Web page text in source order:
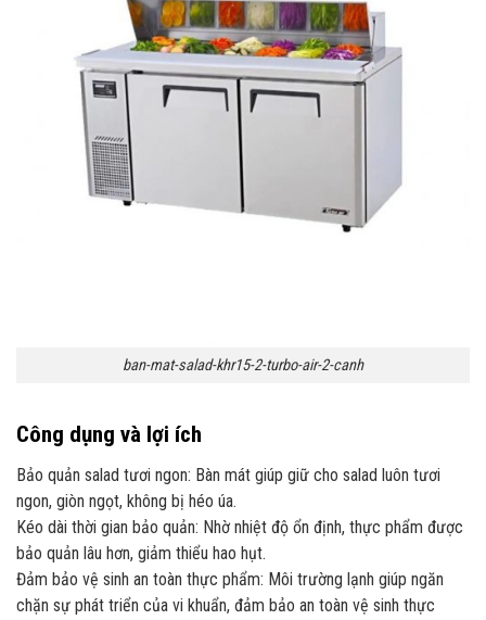
ban-mat-salad-khr15-2-turbo-air-2-canh
Công dụng và lợi ích
Bảo quản salad tươi ngon: Bàn mát giúp giữ cho salad luôn tươi
ngon, giòn ngọt, không bị héo úa.
Kéo dài thời gian bảo quản: Nhờ nhiệt độ ổn định, thực phẩm được
bảo quản lâu hơn, giảm thiểu hao hụt.
Đảm bảo vệ sinh an toàn thực phẩm: Môi trường lạnh giúp ngăn
chặn sự phát triển của vi khuẩn, đảm bảo an toàn vệ sinh thực